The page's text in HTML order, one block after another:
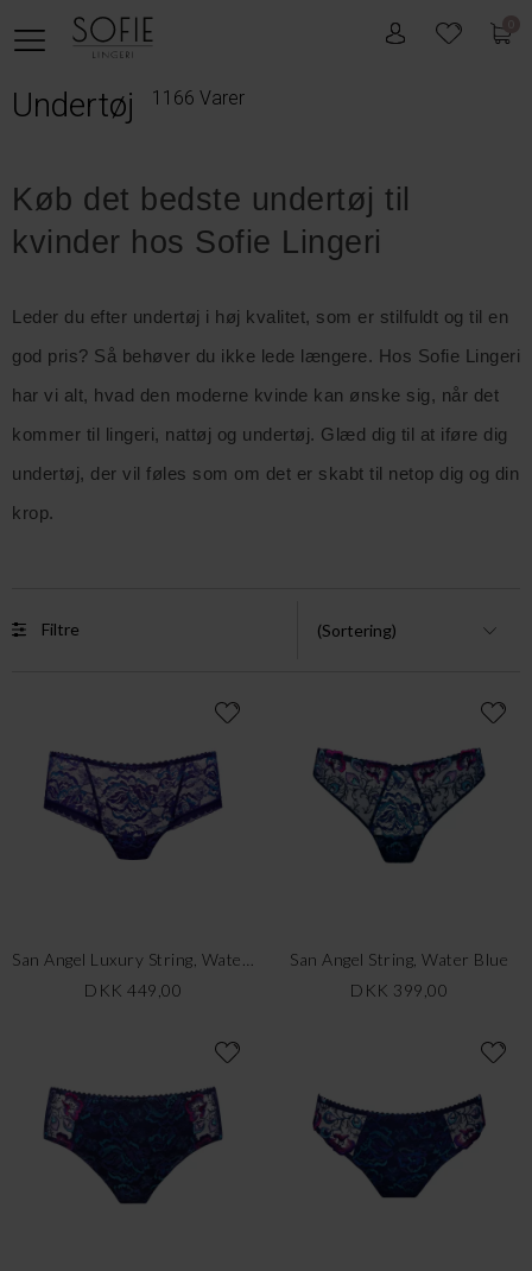
Undertøj 1166 Varer
Køb det bedste undertøj til
kvinder hos Sofie Lingeri
Leder du efter undertøj i høj kvalitet, som er stilfuldt og til en
god pris? Så behøver du ikke lede længere. Hos Sofie Lingeri
har vi alt, hvad den moderne kvinde kan ønske sig, når det
kommer til lingeri, nattøj og undertøj. Glæd dig til at iføre dig
undertøj, der vil føles som om det er skabt til netop dig og din
krop.
Filtre
DKK 449,00
San Angel String, Water Blue
DKK 399,00